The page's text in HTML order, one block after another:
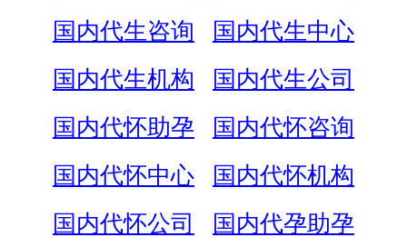
国内代生咨询
国内代生中心
国内代生机构
国内代生公司
国内代怀助孕
国内代怀咨询
国内代怀中心
国内代怀机构
国内代怀公司
国内代孕助孕